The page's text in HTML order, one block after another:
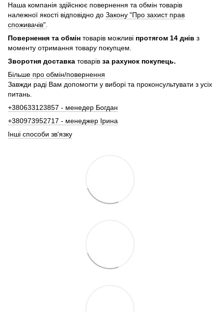
Наша компанія здійснює повернення та обмін товарів
належної якості відповідно до Закону "Про захист прав
споживачів"
Повернення та обмін товарів можливі протягом 14 днів з
моменту отримання товару покупцем.
Зворотня доставка товарів за рахунок покупець.
Більше про обмін/повернення
Завжди раді Вам допомогти у виборі та проконсультувати з усіх
питань.
+380633123857 - менедер Богдан
+380973952717 - менеджер Ірина
Інші способи зв'язку